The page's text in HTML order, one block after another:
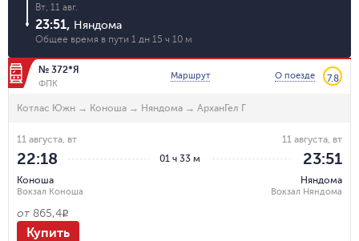
Вт, 11 авг.
23:51, Няндома
Общее время в пути 1 дн 15 ч 10 м
№ 372*Я
ФПК
Маршрут О поезде 7.8
Котлас Южн → Коноша → Няндома → АрханГел Г
01 ч 33 м
11 августа, вт
22:18
Коноша
Вокзал Коноша
11 августа, вт
23:51
Няндома
Вокзал Няндома
от 865,4R
Купить